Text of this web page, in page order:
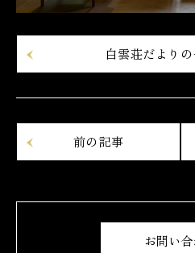
白雲荘だより
お問い